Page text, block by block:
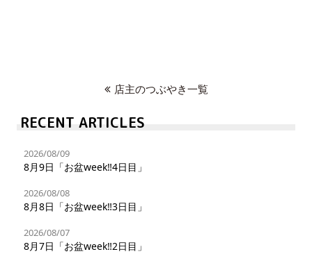
店主のつぶやき一覧
RECENT ARTICLES
2026/08/09
8月9日「お盆week‼︎4日目」
2026/08/08
8月8日「お盆week‼︎3日目」
2026/08/07
8月7日「お盆week‼︎2日目」